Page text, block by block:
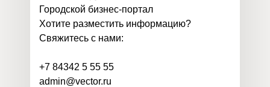
Городской бизнес-портал
Хотите разместить информацию?
Свяжитесь с нами:
+7 84342 5 55 55
admin@vector.ru